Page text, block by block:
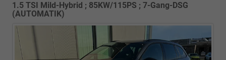
1.5 TSI Mild-Hybrid ; 85KW/115PS ; 7-Gang-DSG
(AUTOMATIK)